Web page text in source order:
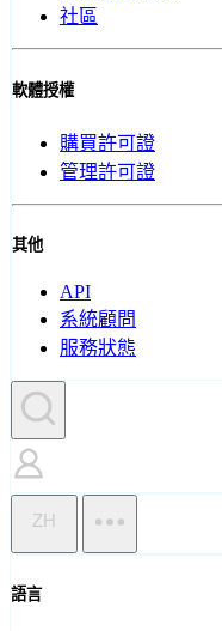
社區
軟體授權
購買許可證
管理許可證
其他
API
系統顧問
服務狀態
ZH
語言